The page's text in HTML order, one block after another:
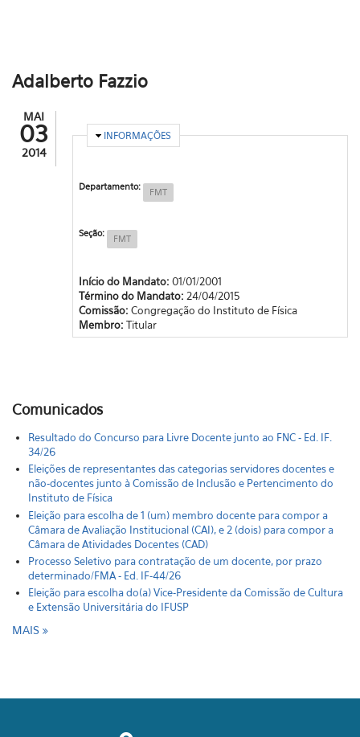
Adalberto Fazzio
MAI
03
2014
OCULTAR
INFORMAÇÕES
Departamento: FMT
Seção: FMT
Início do Mandato: 01/01/2001
Término do Mandato: 24/04/2015
Comissão: Congregação do Instituto de Física
Membro: Titular
Comunicados
Resultado do Concurso para Livre Docente junto ao FNC - Ed. IF.
34/26
Eleições de representantes das categorias servidores docentes e
não-docentes junto à Comissão de Inclusão e Pertencimento do
Instituto de Física
Eleição para escolha de 1 (um) membro docente para compor a
Câmara de Avaliação Institucional (CAI), e 2 (dois) para compor a
Câmara de Atividades Docentes (CAD)
Processo Seletivo para contratação de um docente, por prazo
determinado/FMA - Ed. IF-44/26
Eleição para escolha do(a) Vice-Presidente da Comissão de Cultura
e Extensão Universitária do IFUSP
MAIS